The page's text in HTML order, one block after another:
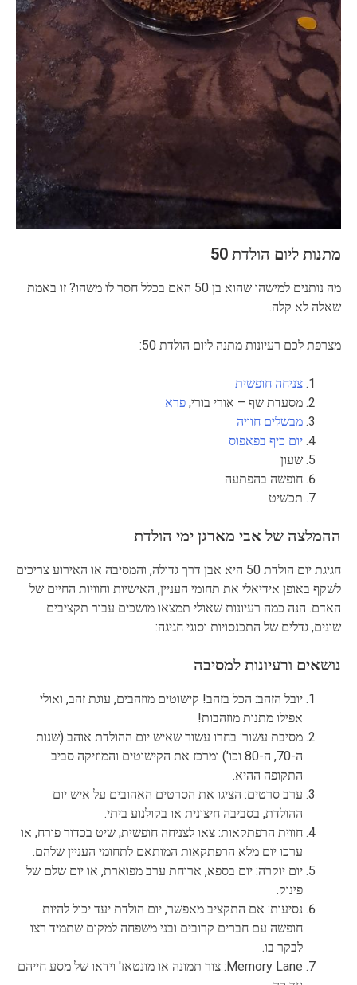
מתנות ליום הולדת 50
מה נותנים למישהו שהוא בן 50 האם בכלל חסר לו משהו? זו באמת
שאלה לא קלה.
מצרפת לכם רעיונות מתנה ליום הולדת 50:
צניחה חופשית
מסעדת שף – אורי בורי, פרא
מבשלים חוויה
יום כיף בפאפוס
שעון
חופשה בהפתעה
תכשיט
ההמלצה של אבי מארגן ימי הולדת
חגיגת יום הולדת 50 היא אבן דרך גדולה, והמסיבה או האירוע צריכים
לשקף באופן אידיאלי את תחומי העניין, האישיות וחוויות החיים של
האדם. הנה כמה רעיונות שאולי תמצאו מושכים עבור תקציבים
שונים, גדלים של התכנסויות וסוגי חגיגה:
נושאים ורעיונות למסיבה
יובל הזהב: הכל בזהב! קישוטים מוזהבים, עוגת זהב, ואולי
אפילו מתנות מוזהבות!
מסיבת עשור: בחרו עשור שאיש יום ההולדת אוהב (שנות
ה-70, ה-80 וכו') ומרכז את הקישוטים והמוזיקה סביב
התקופה ההיא.
ערב סרטים: הציגו את הסרטים האהובים על איש יום
ההולדת, בסביבה חיצונית או בקולנוע ביתי.
חווית הרפתקאות: צאו לצניחה חופשית, שיט בכדור פורח, או
ערכו יום מלא הרפתקאות המותאם לתחומי העניין שלהם.
יום יוקרה: יום בספא, ארוחת ערב מפוארת, או יום שלם של
פינוק.
נסיעות: אם התקציב מאפשר, יום הולדת יעד יכול להיות
חופשה עם חברים קרובים ובני משפחה למקום שתמיד רצו
לבקר בו.
Memory Lane: צור תמונה או מונטאז' וידאו של מסע חייהם